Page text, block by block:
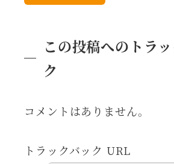
この投稿へのトラ
ク
コメントはありません。
トラックバック URL